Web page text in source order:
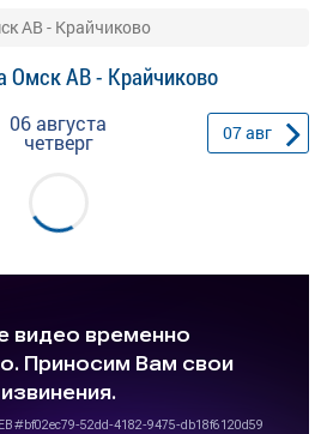
АВ - Крайчиково
Омск АВ - Крайчиково
06 августа
четверг 07авг